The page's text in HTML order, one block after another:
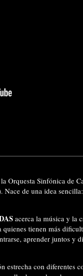
Orquesta Sinfónica de
de una idea
acerca la música y la
tienen más
aprender juntos y
estrecha con diferentes